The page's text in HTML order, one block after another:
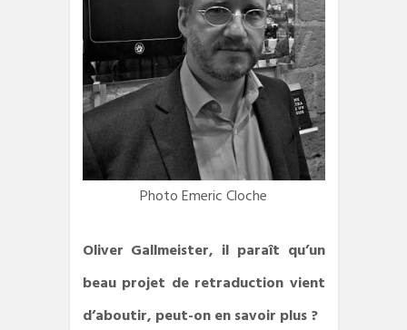
Photo Emeric Cloche
Oliver Gallmeister, il paraît qu’un
beau projet de retraduction vient
d’aboutir, peut-on en savoir plus ?